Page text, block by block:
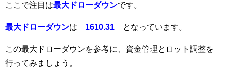
ここで注目は最大ドローダウンです。
最大ドローダウンは 1610.31 となっています。
この最大ドローダウンを参考に、資金管理とロット調整を
行ってみましょう。